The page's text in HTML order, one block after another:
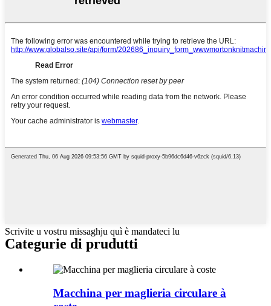
Scrivite u vostru missaghju quì è mandateci lu
Categurie di prudutti
Macchina per maglieria circulare à